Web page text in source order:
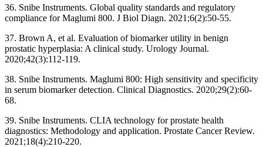
36. Snibe Instruments. Global quality standards and regulatory
compliance for Maglumi 800. J Biol Diagn. 2021;6(2):50-55.
37. Brown A, et al. Evaluation of biomarker utility in benign
prostatic hyperplasia: A clinical study. Urology Journal.
2020;42(3):112-119.
38. Snibe Instruments. Maglumi 800: High sensitivity and specificity
in serum biomarker detection. Clinical Diagnostics. 2020;29(2):60-
68.
39. Snibe Instruments. CLIA technology for prostate health
diagnostics: Methodology and application. Prostate Cancer Review.
2021;18(4):210-220.